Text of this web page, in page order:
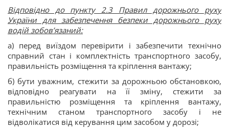
Відповідно до пункту 2.3 Правил дорожнього руху
України для забезпечення безпеки дорожнього руху
водій зобов’язаний:
а) перед виїздом перевірити і забезпечити технічно
справний стан і комплектність транспортного засобу,
правильність розміщення та кріплення вантажу;
б) бути уважним, стежити за дорожньою обстановкою,
відповідно реагувати на її зміну, стежити за
правильністю розміщення та кріплення вантажу,
технічним станом транспортного засобу і не
відволікатися від керування цим засобом у дорозі;